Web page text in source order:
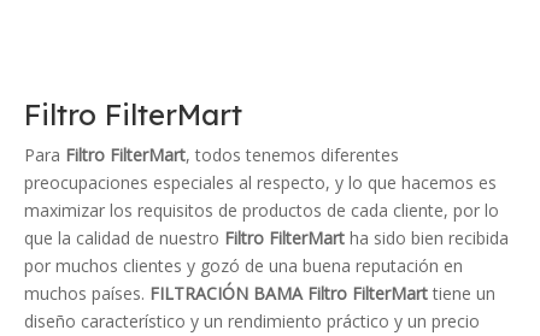
Filtro FilterMart
Para Filtro FilterMart, todos tenemos diferentes
preocupaciones especiales al respecto, y lo que hacemos es
maximizar los requisitos de productos de cada cliente, por lo
que la calidad de nuestro Filtro FilterMart ha sido bien recibida
por muchos clientes y gozó de una buena reputación en
muchos países. FILTRACIÓN BAMA Filtro FilterMarttiene un
diseño característico y un rendimiento práctico y un precio